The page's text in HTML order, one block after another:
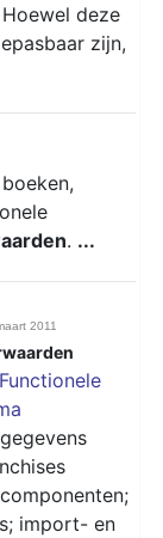
Hoewel deze
zijn,
. ...
2011
Functionele
componenten;
import- en